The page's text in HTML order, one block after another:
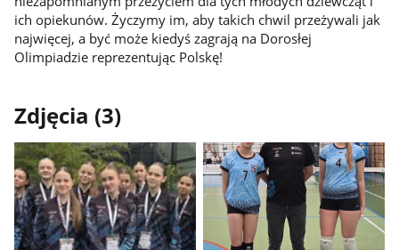
ich opiekunów. Życzymy im, aby takich chwil przeżywali jak
najwięcej, a być może kiedyś zagrają na Dorosłej
Olimpiadzie reprezentując Polskę!
Zdjęcia (3)